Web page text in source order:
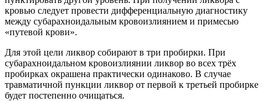
кровью следует провести дифференциальную диагностику
между субарахноидальным кровоизлиянием и примесью
«путевой крови».
Для этой цели ликвор собирают в три пробирки. При
субарахноидальном кровоизлиянии ликвор во всех трёх
пробирках окрашена практически одинаково. В случае
травматичной пункции ликвор от первой к третьей пробирке
будет постепенно очищаться.